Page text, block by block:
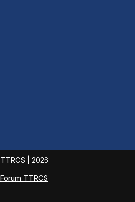
TTRCS | 2026
Forum TTRCS